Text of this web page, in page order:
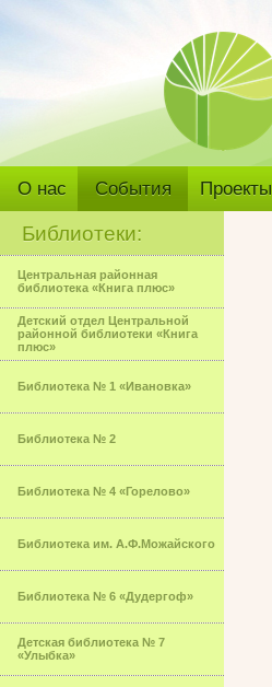
О нас События Проекты
Библиотеки:
Центральная районная
библиотека «Книга плюс»
Детский отдел Центральной
районной библиотеки «Книга
плюс»
Библиотека № 1 «Ивановка»
Библиотека № 2
Библиотека № 4 «Горелово»
Библиотека им. А.Ф.Можайского
Библиотека № 6 «Дудергоф»
Детская библиотека № 7
«Улыбка»